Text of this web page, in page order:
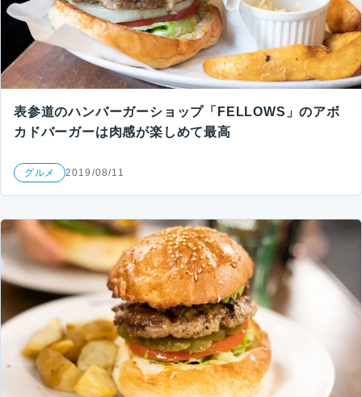
表参道のハンバーガーショップ「FELLOWS」のアボ
カドバーガーは肉感が楽しめて最高
グルメ 2019/08/11